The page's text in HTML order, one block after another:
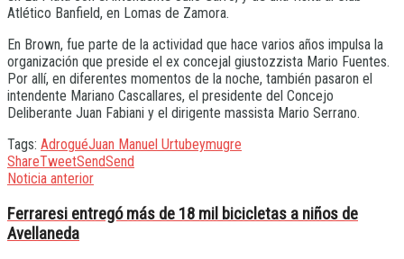
Atlético Banfield, en Lomas de Zamora.
En Brown, fue parte de la actividad que hace varios años impulsa la
organización que preside el ex concejal giustozzista Mario Fuentes.
Por allí, en diferentes momentos de la noche, también pasaron el
intendente Mariano Cascallares, el presidente del Concejo
Deliberante Juan Fabiani y el dirigente massista Mario Serrano.
Tags: AdroguéJuan Manuel Urtubeymugre
ShareTweetSendSend
Noticia anterior
Ferraresi entregó más de 18 mil bicicletas a niños de
Avellaneda